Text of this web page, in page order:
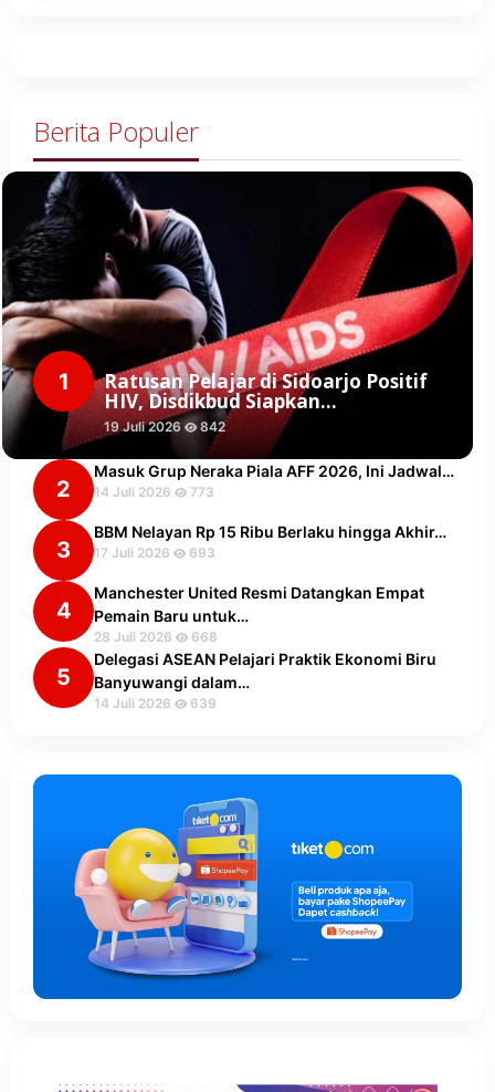
Berita Populer
1 Ratusan Pelajar di Sidoarjo Positif
HIV, Disdikbud Siapkan…
19 Juli 2026 842
2
Masuk Grup Neraka Piala AFF 2026, Ini Jadwal…
14 Juli 2026 773
3
BBM Nelayan Rp 15 Ribu Berlaku hingga Akhir…
17 Juli 2026 693
4
Manchester United Resmi Datangkan Empat
Pemain Baru untuk…
28 Juli 2026 668
5
Delegasi ASEAN Pelajari Praktik Ekonomi Biru
Banyuwangi dalam…
14 Juli 2026 639